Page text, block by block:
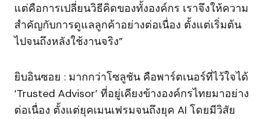
แต่คือการเปลี่ยนวิธีคิดของทั้งองค์กร เราจึงให้ความ
สำคัญกับการดูแลลูกค้าอย่างต่อเนื่อง ตั้งแต่เริ่มต้น
ไปจนถึงหลังใช้งานจริง”
ยิบอินซอย : มากกว่าโซลูชัน คือพาร์ตเนอร์ที่ไว้ใจได้
‘Trusted Advisor’ ที่อยู่เคียงข้างองค์กรไทยมาอย่าง
ต่อเนื่อง ตั้งแต่ยุคเมนเฟรมจนถึงยุค AI โดยมีวิสัย